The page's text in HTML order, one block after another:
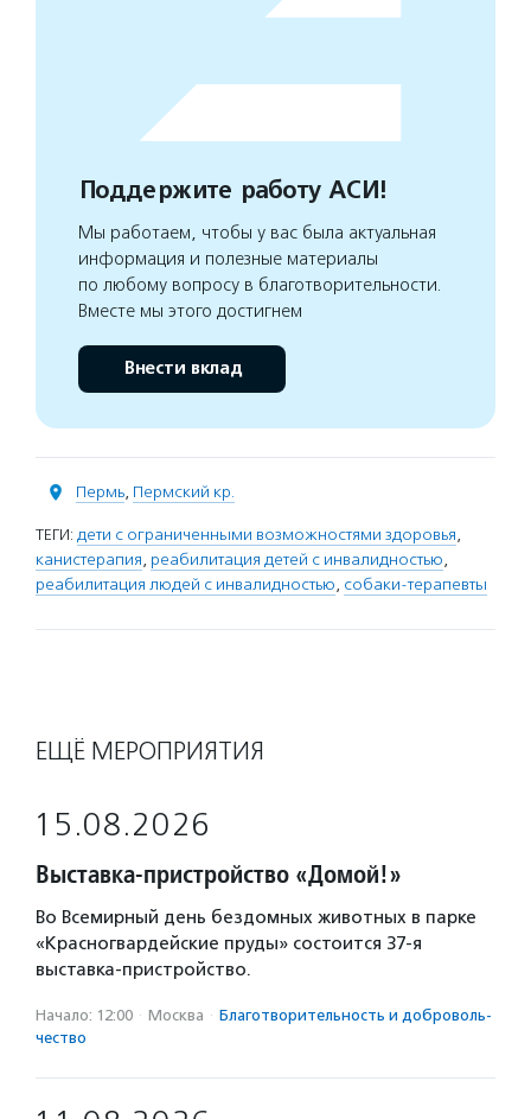
Поддержите работу АСИ!
Мы работаем, чтобы у вас была актуальная
информация и полезные материалы
по любому вопросу в благотворительности.
Вместе мы этого достигнем
Внести вклад
Пермь, Пермский кр.
ТЕГИ: дети с ограниченными возможностями здоровья,
канистерапия, реабилитация детей с инвалидностью,
реабилитация людей с инвалидностью, собаки-терапевты
ЕЩЁ МЕРОПРИЯТИЯ
15.08.2026
Выставка-пристройство «Домой!»
Во Всемирный день бездомных животных в парке
«Красногвардейские пруды» состоится 37-я
выставка-пристройство.
Начало: 12:00 · Москва · Благотвори­тель­ность и доброволь­
чест­во